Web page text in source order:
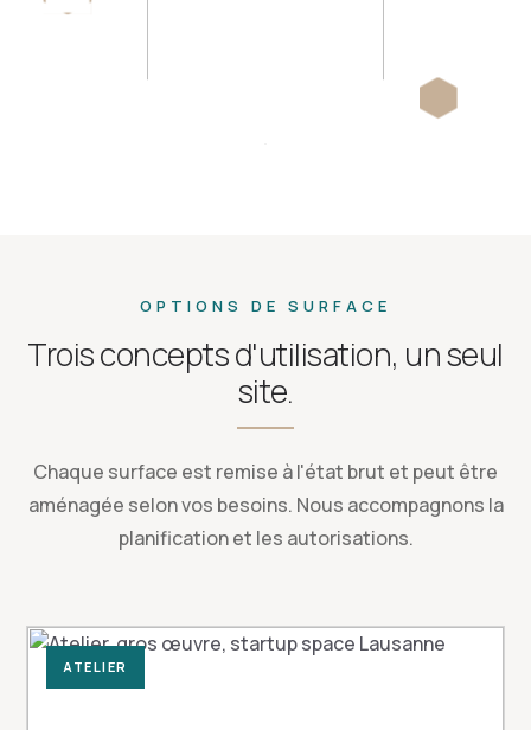
OPTIONS DE SURFACE
Trois concepts d'utilisation, un seul
site.
Chaque surface est remise à l'état brut et peut être
aménagée selon vos besoins. Nous accompagnons la
planification et les autorisations.
ATELIER